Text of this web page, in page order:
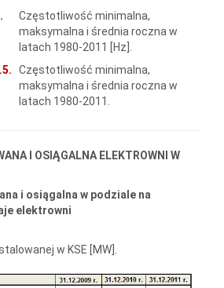
Częstotliwość minimalna,
maksymalna i średnia roczna w
latach 1980-2011 [Hz].
Częstotliwość minimalna,
maksymalna i średnia roczna w
latach 1980-2011.
I OSIĄGALNA ELEKTROWNI W
i osiągalna w podziale na
elektrowni
w KSE [MW].